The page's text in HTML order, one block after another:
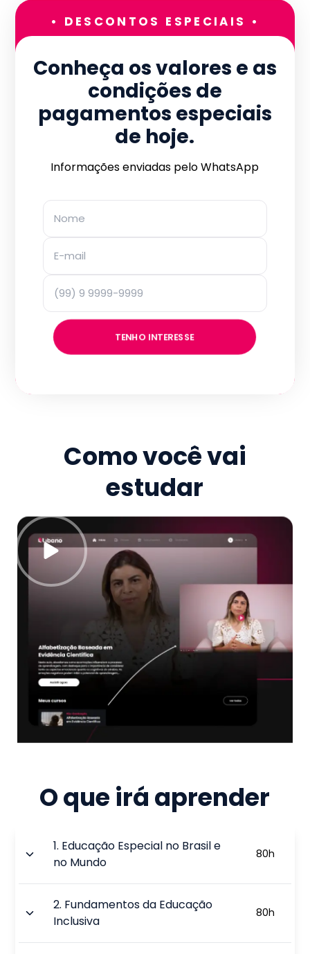
• DESCONTOS ESPECIAIS •
Conheça os valores e as
condições de
pagamentos especiais
de hoje.
Informações enviadas pelo WhatsApp
TENHO INTERESSE
Como você vai
estudar
O que irá aprender
1. Educação Especial no Brasil e
no Mundo
80h
2. Fundamentos da Educação
Inclusiva
80h